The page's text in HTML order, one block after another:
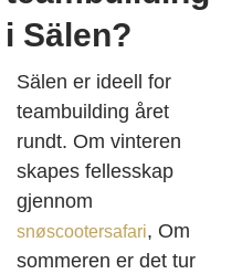
i Sälen?
Sälen er ideell for
teambuilding året
rundt. Om vinteren
skapes fellesskap
gjennom
snøscootersafari, Om
sommeren er det tur